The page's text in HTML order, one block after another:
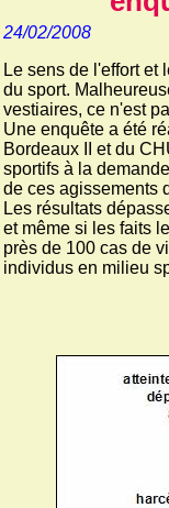
24/02/2008
Le sens de l'effort et
du sport.
vestiaires, ce n'est
Une enquête a été
Bordeaux II et du
sportifs à la
de ces agissements
Les résultats
et même si les faits
près de 100 cas de
individus en milieu